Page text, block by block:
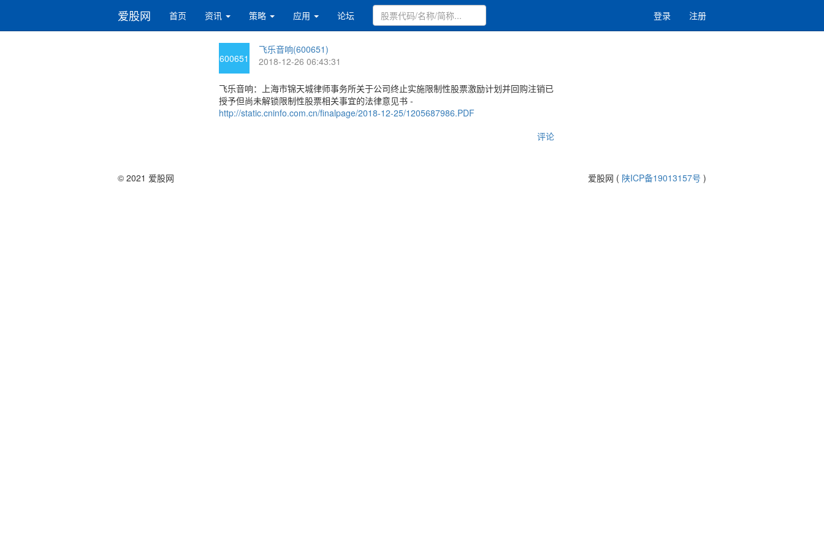
爱股网 首页 资讯 策略 应用 论坛 登录 注册
600651
飞乐音响(600651)
2018-12-26 06:43:31
飞乐音响：上海市锦天城律师事务所关于公司终止实施限制性股票激励计划并回购注销已
授予但尚未解锁限制性股票相关事宜的法律意见书 -
http://static.cninfo.com.cn/finalpage/2018-12-25/1205687986.PDF
评论
© 2021 爱股网 爱股网 ( 陕ICP备19013157号 )